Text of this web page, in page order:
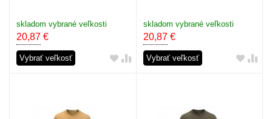
skladom vybrané veľkosti
20,87 €
Vybrať veľkosť
skladom vybrané veľkosti
20,87€
Vybrať veľkosť